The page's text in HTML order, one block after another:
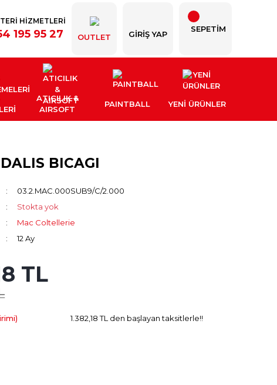
HİZMETLERİ
195 95 27 OUTLET GIRIŞ YAP
SEPETİM
ATICILIK &
AIRSOFT
PAINTBALL YENI ÜRÜNLER
BICAGI
03.2.MAC.000SUB9/C/2.000
Stokta yok
Mac Coltellerie
12 Ay
TL
1.382,18 TL den başlayan taksitlerle!!